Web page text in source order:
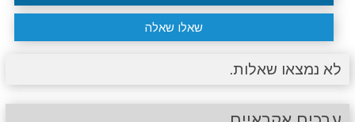
שאלו שאלה
לא נמצאו שאלות.